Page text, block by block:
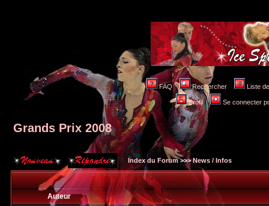
FAQ Rechercher Liste
Profil Se connecter
Grands Prix 2008
Index du Forum>>>News / Infos
Auteur